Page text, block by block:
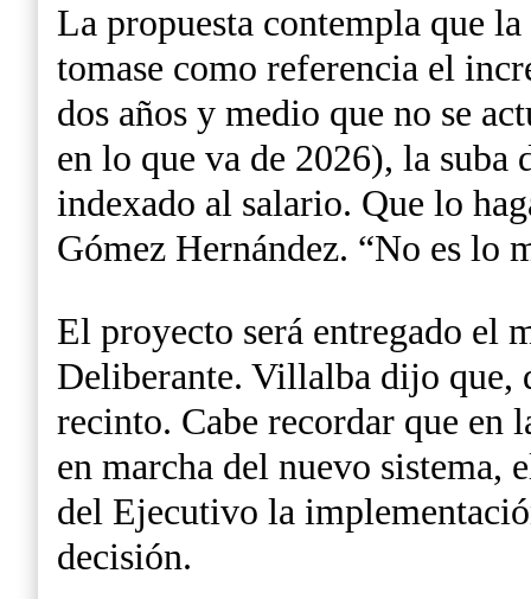
La propuesta contempla que
tomase como referencia el
dos años y medio que no se
en lo que va de 2026), la suba
indexado al salario. Que lo
Gómez Hernández. “No es lo
El proyecto será entregado el
Deliberante. Villalba dijo que,
recinto. Cabe recordar que en
en marcha del nuevo sistema,
del Ejecutivo la
decisión.